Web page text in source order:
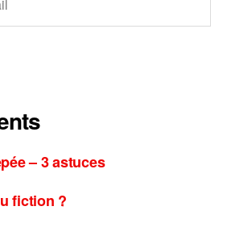
– 3 astuces
fiction ?